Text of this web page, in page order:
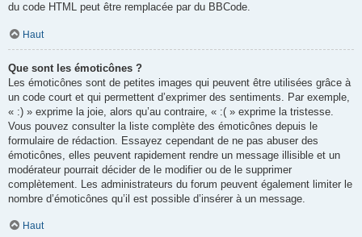
du code HTML peut être remplacée par du BBCode.
Haut
Que sont les émoticônes ?
Les émoticônes sont de petites images qui peuvent être utilisées grâce à
un code court et qui permettent d’exprimer des sentiments. Par exemple,
« :) » exprime la joie, alors qu’au contraire, « :( » exprime la tristesse.
Vous pouvez consulter la liste complète des émoticônes depuis le
formulaire de rédaction. Essayez cependant de ne pas abuser des
émoticônes, elles peuvent rapidement rendre un message illisible et un
modérateur pourrait décider de le modifier ou de le supprimer
complètement. Les administrateurs du forum peuvent également limiter le
nombre d’émoticônes qu’il est possible d’insérer à un message.
Haut